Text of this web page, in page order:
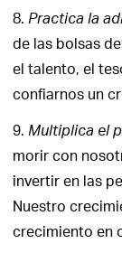
8.Practica la
de las bolsas
el talento, el
confiarnos un
9.Multiplica el
morir con
invertir en las
Nuestro
crecimiento en